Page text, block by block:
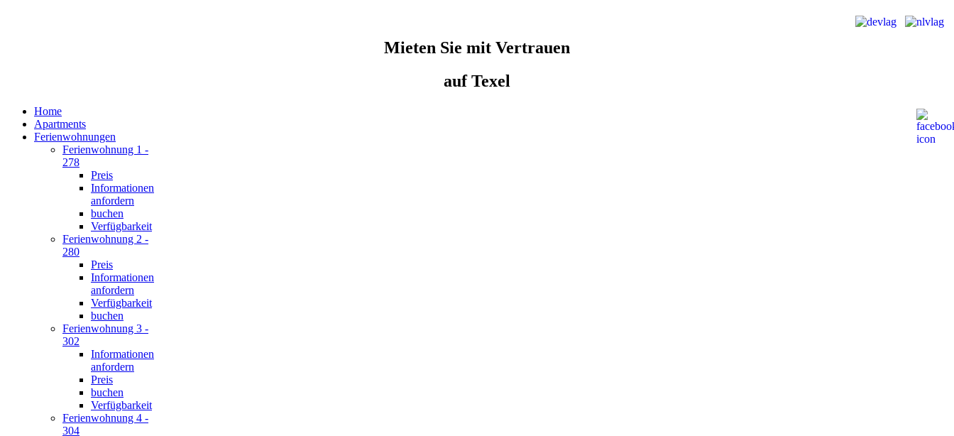
Mieten Sie mit Vertrauen
auf Texel
Home
Apartments
Ferienwohnungen
Ferienwohnung 1 -
278
Preis
Informationen
anfordern
buchen
Verfügbarkeit
Ferienwohnung 2 -
280
Preis
Informationen
anfordern
Verfügbarkeit
buchen
Ferienwohnung 3 -
302
Informationen
anfordern
Preis
buchen
Verfügbarkeit
Ferienwohnung 4 -
304